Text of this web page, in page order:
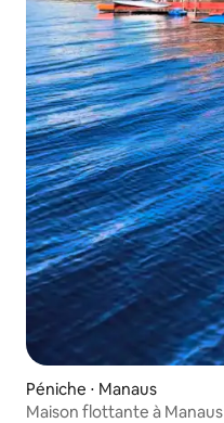
Péniche ⋅ Manaus
Maison flottante à Manaus